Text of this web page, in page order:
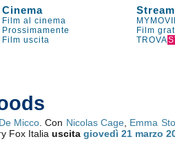
Cinema
Film al cinema
Prossimamente Film
Film uscita TROVA
Micco . Con Nicolas Cage Emma
Fox Italiauscitagiovedì 21 marzo